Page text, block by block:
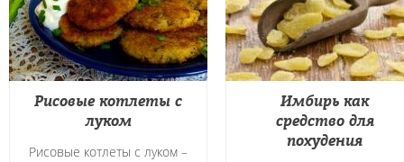
Рисовые котлеты с
луком
Рисовые котлеты с луком –
Имбирь как
средство для
похудения